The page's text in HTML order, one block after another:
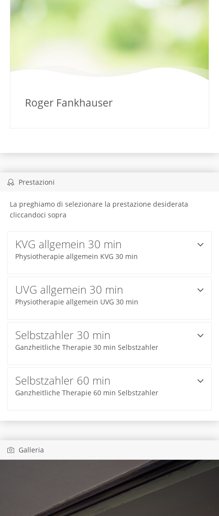
Roger Fankhauser
Prestazioni
La preghiamo di selezionare la prestazione desiderata
cliccandoci sopra
KVG allgemein 30 min
Physiotherapie allgemein KVG 30 min
UVG allgemein 30 min
Physiotherapie allgemein UVG 30 min
Selbstzahler 30 min
Ganzheitliche Therapie 30 min Selbstzahler
Selbstzahler 60 min
Ganzheitliche Therapie 60 min Selbstzahler
Galleria